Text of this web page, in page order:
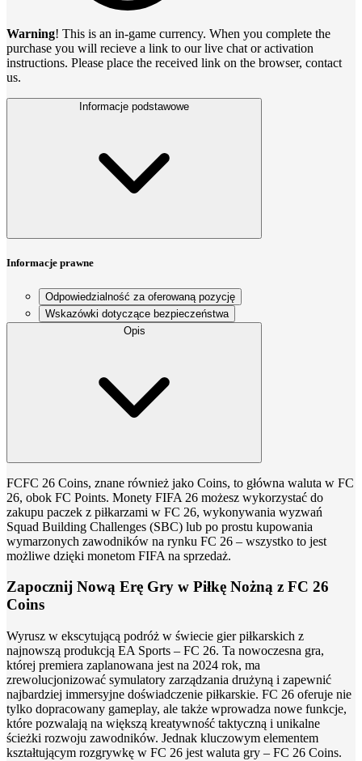
Warning! This is an in-game currency. When you complete the
purchase you will recieve a link to our live chat or activation
instructions. Please place the received link on the browser, contact
us.
Informacje podstawowe
Informacje prawne
Odpowiedzialność za oferowaną pozycję
Wskazówki dotyczące bezpieczeństwa
Opis
FCFC 26 Coins, znane również jako Coins, to główna waluta w FC
26, obok FC Points. Monety FIFA 26 możesz wykorzystać do
zakupu paczek z piłkarzami w FC 26, wykonywania wyzwań
Squad Building Challenges (SBC) lub po prostu kupowania
wymarzonych zawodników na rynku FC 26 – wszystko to jest
możliwe dzięki monetom FIFA na sprzedaż.
Zapocznij Nową Erę Gry w Piłkę Nożną z FC 26
Coins
Wyrusz w ekscytującą podróż w świecie gier piłkarskich z
najnowszą produkcją EA Sports – FC 26. Ta nowoczesna gra,
której premiera zaplanowana jest na 2024 rok, ma
zrewolucjonizować symulatory zarządzania drużyną i zapewnić
najbardziej immersyjne doświadczenie piłkarskie. FC 26 oferuje nie
tylko dopracowany gameplay, ale także wprowadza nowe funkcje,
które pozwalają na większą kreatywność taktyczną i unikalne
ścieżki rozwoju zawodników. Jednak kluczowym elementem
kształtującym rozgrywkę w FC 26 jest waluta gry – FC 26 Coins.